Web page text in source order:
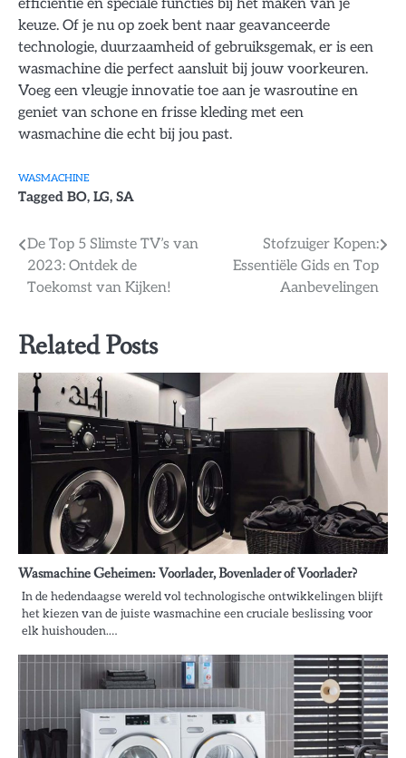
keuze. Of je nu op zoek bent naar geavanceerde
technologie, duurzaamheid of gebruiksgemak, er is een
wasmachine die perfect aansluit bij jouw voorkeuren.
Voeg een vleugje innovatie toe aan je wasroutine en
geniet van schone en frisse kleding met een
wasmachine die echt bij jou past.
WASMACHINE
Tagged BO, LG, SA
Bericht
navigatie
De Top 5 Slimste TV’s van
2023: Ontdek de
Toekomst van Kijken!
Stofzuiger Kopen:
Essentiële Gids en Top
Aanbevelingen
Related Posts
Wasmachine Geheimen: Voorlader, Bovenlader of Voorlader?
In de hedendaagse wereld vol technologische ontwikkelingen blijft
het kiezen van de juiste wasmachine een cruciale beslissing voor
elk huishouden.…